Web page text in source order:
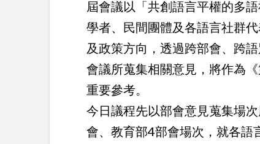
屆會議以「共創語言平權的多
學者、民間團體及各語言社群
及政策方向，透過跨部會、跨
會議所蒐集相關意見，將作為
重要參考。
今日議程先以部會意見蒐集場
會、教育部4部會場次，就各語